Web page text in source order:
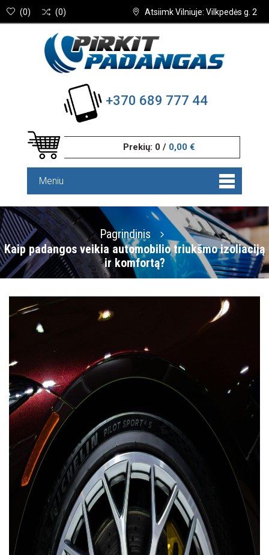
Atsiimk Vilniuje: Vilkpedės g. 2
(0) (0)
+370 689 777 44
Prekių: 0 / 0,00 €
Meniu
Pagrindinis
Kaip padangos veikia automobilio triukšmo izoliaciją
ir komfortą?